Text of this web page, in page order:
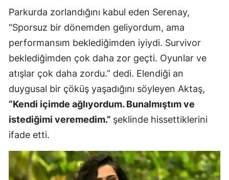
Parkurda zorlandığını kabul eden Serenay,
“Sporsuz bir dönemden geliyordum, ama
performansım beklediğimden iyiydi. Survivor
beklediğimden çok daha zor geçti. Oyunlar ve
atışlar çok daha zordu.” dedi. Elendiği an
duygusal bir çöküş yaşadığını söyleyen Aktaş,
“Kendi içimde ağlıyordum. Bunalmıştım ve
istediğimi veremedim.” şeklinde hissettiklerini
ifade etti.